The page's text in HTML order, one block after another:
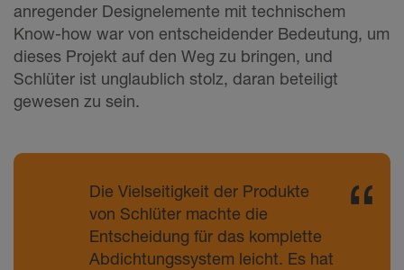
anregender Designelemente mit technischem
Know-how war von entscheidender Bedeutung, um
dieses Projekt auf den Weg zu bringen, und
Schlüter ist unglaublich stolz, daran beteiligt
gewesen zu sein.
Die Vielseitigkeit der Produkte
von Schlüter machte die
Entscheidung für das komplette
Abdichtungssystem leicht. Es hat